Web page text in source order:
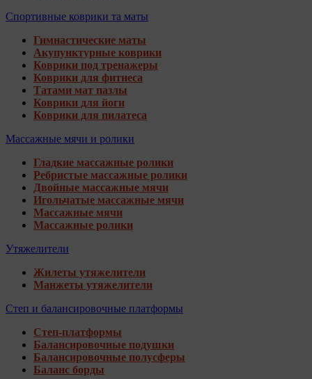
Спортивные коврики та маты
Гимнастические маты
Акупунктурные коврики
Коврики под тренажеры
Коврики для фитнеса
Татами мат пазлы
Коврики для йоги
Коврики для пилатеса
Массажные мячи и ролики
Гладкие массажные ролики
Ребристые массажные ролики
Двойные массажные мячи
Игольчатые массажные мячи
Массажные мячи
Массажные ролики
Утяжелители
Жилеты утяжелители
Манжеты утяжелители
Степ и балансировочные платформы
Степ-платформы
Балансировочные подушки
Балансировочные полусферы
Баланс борды